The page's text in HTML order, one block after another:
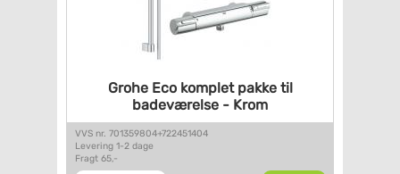
Grohe Eco komplet pakke til
badeværelse - Krom
VVS nr. 701359804+722451404
Levering 1-2 dage
Fragt 65,-